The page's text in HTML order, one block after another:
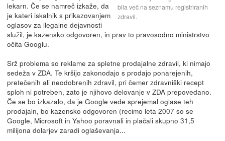
bila več na seznamu registriranih
zdravil.
lekarn. Če se namreč izkaže, da
je kateri iskalnik s prikazovanjem
oglasov za ilegalne dejavnosti
služil, je kazensko odgovoren, in prav to pravosodno ministrstvo
očita Googlu.
Srž problema so reklame za spletne prodajalne zdravil, ki nimajo
sedeža v ZDA. Te kršijo zakonodajo s prodajo ponarejenih,
pretečenih ali neodobrenih zdravil, pri čemer zdravniški recept
sploh ni potreben, zato je njihovo delovanje v ZDA prepovedano.
Če se bo izkazalo, da je Google vede sprejemal oglase teh
prodajaln, bo kazensko odgovoren (recimo leta 2007 so se
Google, Microsoft in Yahoo poravnali in plačali skupno 31,5
milijona dolarjev zaradi oglaševanja...